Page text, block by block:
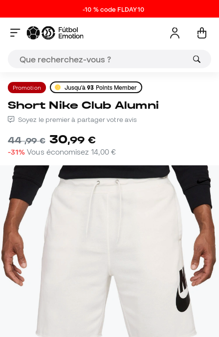
-10 % code FLDAY10
Promotion Jusqu'à93 Points Member
Short Nike Club Alumni
Soyez le premier à partager votre avis
44,99 € 30,99 €
-31% Vous économisez 14,00 €